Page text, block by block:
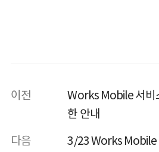
이전
Works Mobile 서비
한 안내
다음
3/23 Works Mobile